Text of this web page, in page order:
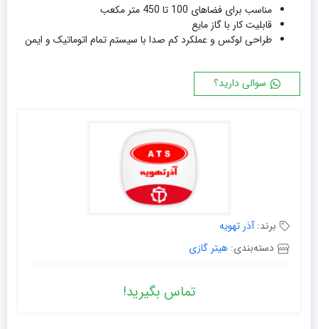
مناسب برای فضاهای 100 تا 450 متر مکعب
قابلیت کار با گاز مایع
طراحی لوکس و عملکرد کم صدا با سیستم تمام اتوماتیک و ایمن
سوالی دارید؟
برند:آذر تهویه
دسته‌بندی: هیتر گازی
تماس بگیرید!